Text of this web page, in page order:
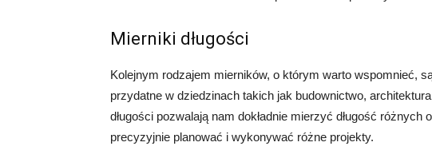
Mierniki długości
Kolejnym rodzajem mierników, o którym warto wspomnieć,
przydatne w dziedzinach takich jak budownictwo,
długości pozwalają nam dokładnie mierzyć długość
precyzyjnie planować i wykonywać różne projekty.